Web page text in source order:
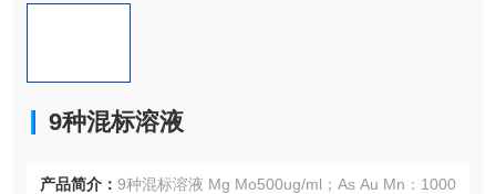
9种混标溶液
产品简介： 9种混标溶液 Mg Mo500ug/ml；As Au Mn：1000